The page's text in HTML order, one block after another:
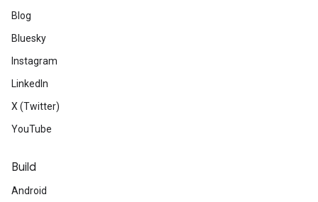
Blog
Bluesky
Instagram
LinkedIn
X (Twitter)
YouTube
Build
Android